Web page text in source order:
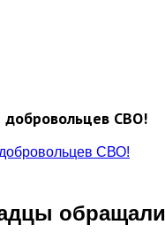
СВО!